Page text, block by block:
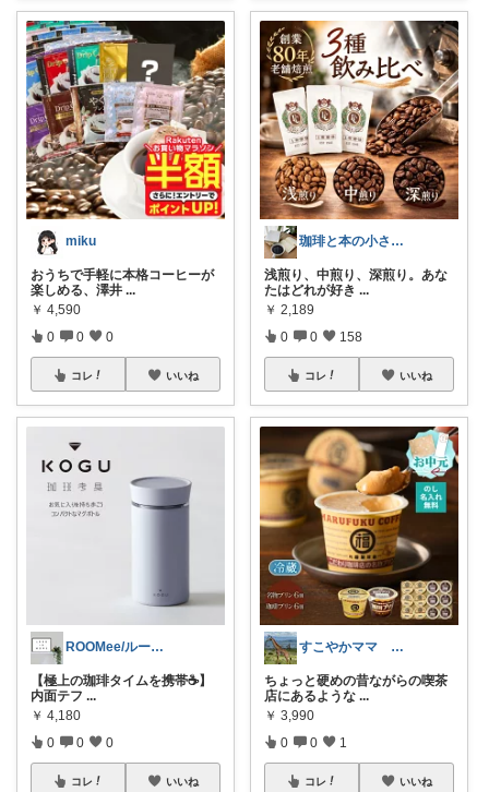
miku
おうちで手軽に本格コーヒーが
楽しめる、澤井 ...
￥ 4,590
0 0 0
コレ いいね
ROOMee/ルーミィー
【極上の珈琲タイムを携帯☕️】
内面テフ ...
￥ 4,180
0 0 0
コレ いいね
珈琲と本の小さな喫茶店☕️📕
浅煎り、中煎り、深煎り。あな
たはどれが好き ...
￥ 2,189
0 0 158
コレ いいね
すこやかママ 知育とアウトドアが大好き
ちょっと硬めの昔ながらの喫茶
店にあるような ...
￥ 3,990
0 0 1
コレ いいね